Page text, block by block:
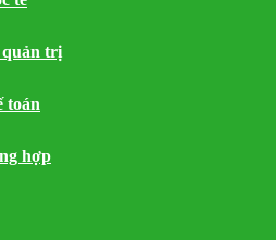
quản trị
toán
hợp